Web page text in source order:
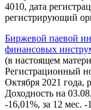
4010, дата
регистрирующий
Биржевой паевой
финансовых
(в настоящем
Регистрационный
Октября 2021
Доходность на
-16,01%, за 12 мес. -